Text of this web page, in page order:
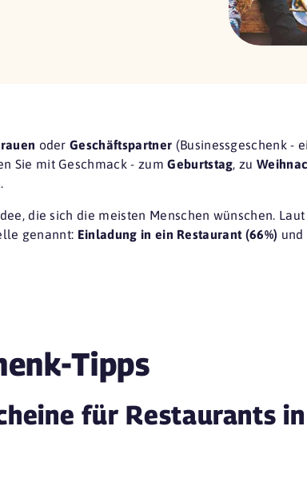
oderGeschäftspartner (Businessgeschenk -
Sie mit Geschmack - zumGeburtstag, zu
, die sich die meisten Menschen wünschen.
genannt: Einladung in ein Restaurant (66%)
Tipps
für Restaurants